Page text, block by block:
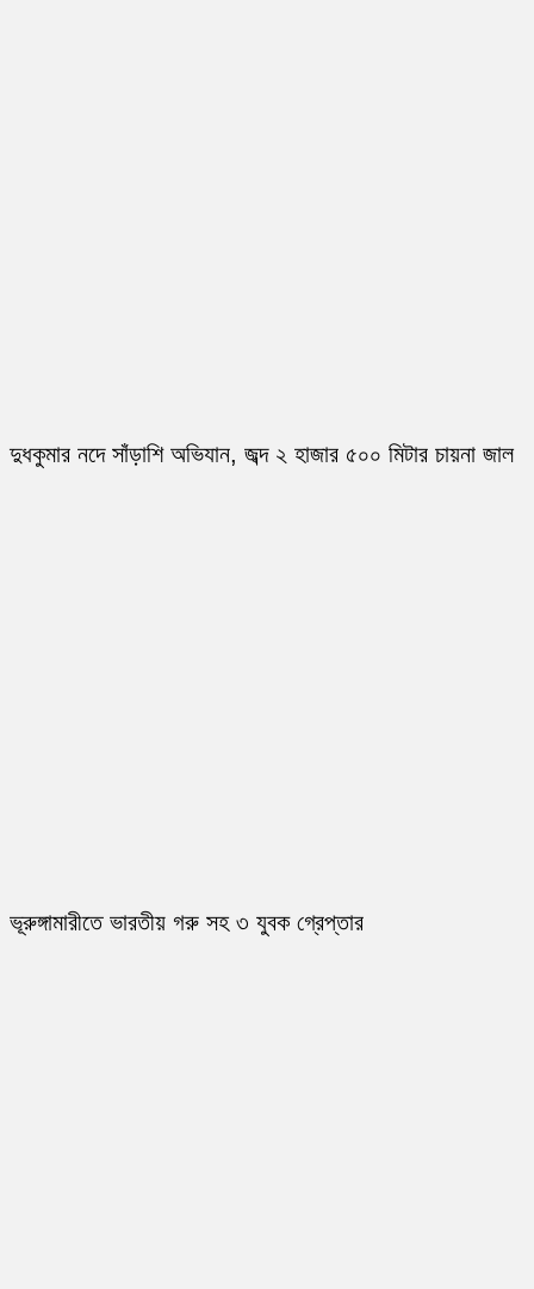
দুধকুমার নদে সাঁড়াশি অভিযান, জব্দ ২ হাজার ৫০০ মিটার চায়না জাল
ভূরুঙ্গামারীতে ভারতীয় গরু সহ ৩ যুবক গ্রেপ্তার